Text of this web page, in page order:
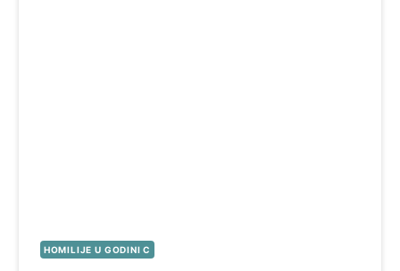
HOMILIJE U GODINI C